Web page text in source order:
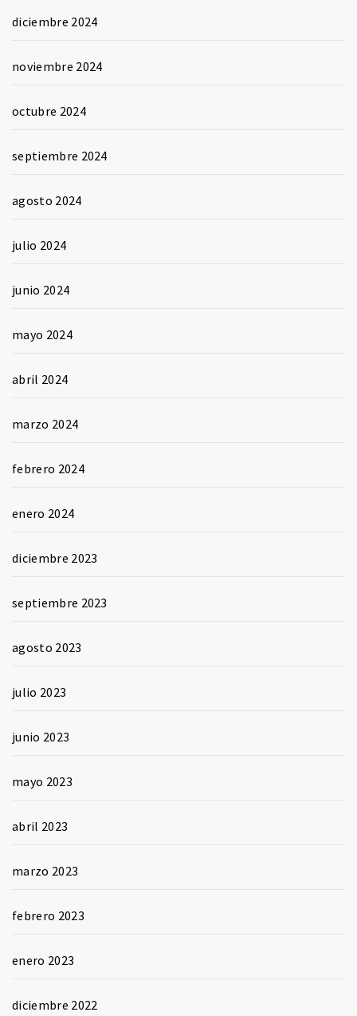
diciembre 2024
noviembre 2024
octubre 2024
septiembre 2024
agosto 2024
julio 2024
junio 2024
mayo 2024
abril 2024
marzo 2024
febrero 2024
enero 2024
diciembre 2023
septiembre 2023
agosto 2023
julio 2023
junio 2023
mayo 2023
abril 2023
marzo 2023
febrero 2023
enero 2023
diciembre 2022